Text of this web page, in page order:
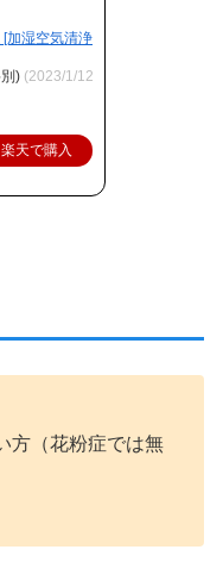
加湿空気清浄
) (2023/1/12
楽天で購入
方（花粉症では無